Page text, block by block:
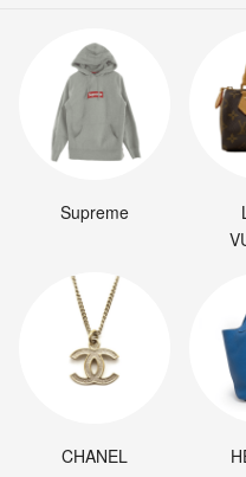
Supreme
CHANEL